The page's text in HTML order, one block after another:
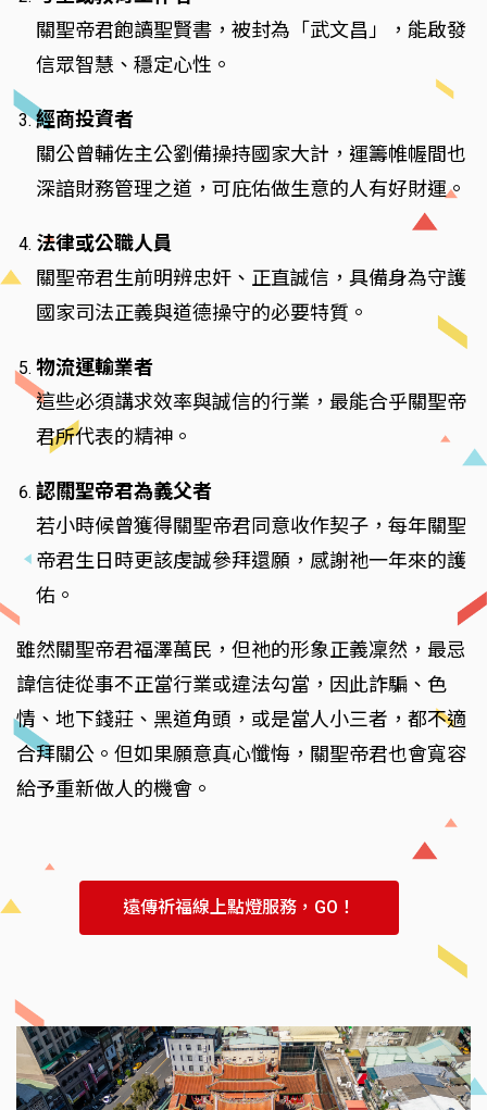
關聖帝君飽讀聖賢書，被封為「武文昌」，能啟發
信眾智慧、穩定心性。
經商投資者
關公曾輔佐主公劉備操持國家大計，運籌帷幄間也
深諳財務管理之道，可庇佑做生意的人有好財運。
法律或公職人員
關聖帝君生前明辨忠奸、正直誠信，具備身為守護
國家司法正義與道德操守的必要特質。
物流運輸業者
這些必須講求效率與誠信的行業，最能合乎關聖帝
君所代表的精神。
認關聖帝君為義父者
若小時候曾獲得關聖帝君同意收作契子，每年關聖
帝君生日時更該虔誠參拜還願，感謝祂一年來的護
佑。
雖然關聖帝君福澤萬民，但祂的形象正義凜然，最忌
諱信徒從事不正當行業或違法勾當，因此詐騙、色
情、地下錢莊、黑道角頭，或是當人小三者，都不適
合拜關公。但如果願意真心懺悔，關聖帝君也會寬容
給予重新做人的機會。
遠傳祈福線上點燈服務，GO！